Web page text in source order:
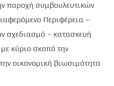
παροχή συμβουλευτικών
Περιφέρεια –
σχεδιασμό – κατασκευή
κύριο σκοπό την
οικονομική βιωσιμότητα